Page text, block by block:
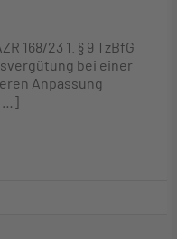
168/23 1. § 9 TzBfG
bei einer
Anpassung